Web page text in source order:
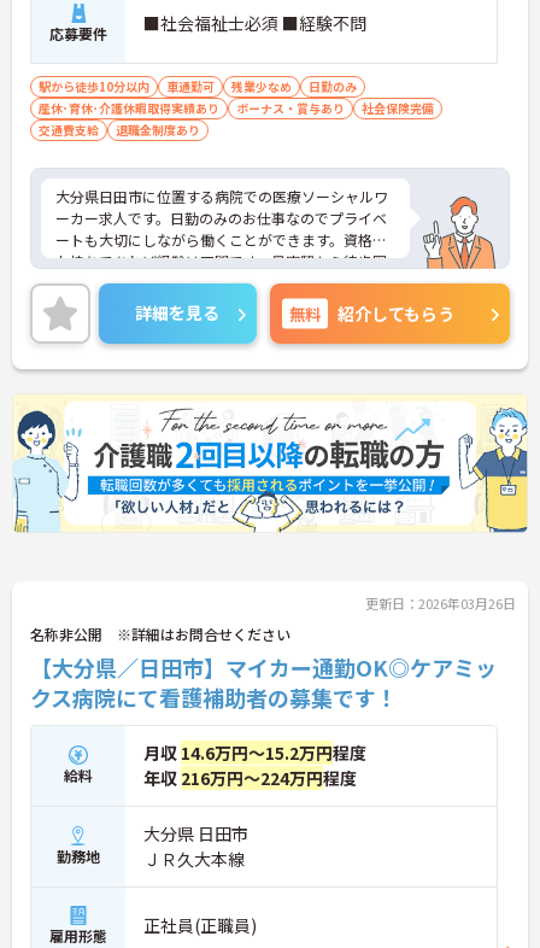
応募要件 ■社会福祉士必須 ■経験不問
駅から徒歩10分以内 車通勤可 残業少なめ
日勤のみ
産休･育休･介護休暇取得実績あり
ボーナス・賞与あり
社会保険完備
交通費支給
退職金制度あり
大分県日田市に位置する病院での医療ソーシャルワ
ーカー求人です。日勤のみのお仕事なのでプライベ
ートも大切にしながら働くことができます。資格を
お持ちであれば経験は不問です。最寄駅から徒歩圏
内！マイカー通勤も可能です。ご興味のある方に
は、面接対策ポイント等、さらに詳細をお話ししま
すのでお気軽にご相談ください！
詳細を見る 無料 紹介してもらう
更新日：2026年03月26日
名称非公開 ※詳細はお問合せください
【大分県／日田市】マイカー通勤OK◎ケアミッ
クス病院にて看護補助者の募集です！
給料
月収 14.6万円～15.2万円程度
年収 216万円～224万円程度
勤務地
大分県 日田市
ＪＲ久大本線
雇用形態 正社員(正職員)